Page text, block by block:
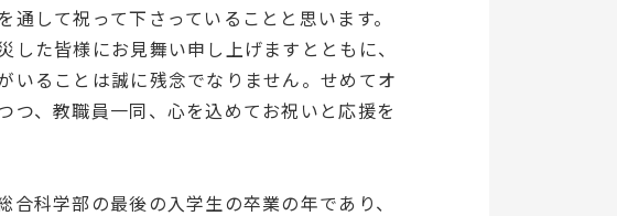
して祝って下さっていることと思います。
した皆様にお見舞い申し上げますとともに、
いることは誠に残念でなりません。せめてオ
つ、教職員一同、心を込めてお祝いと応援を
科学部の最後の入学生の卒業の年であり、